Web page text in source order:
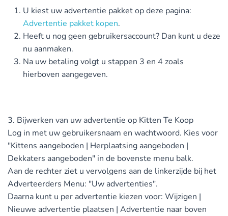
U kiest uw advertentie pakket op deze pagina:
Advertentie pakket kopen.
Heeft u nog geen gebruikersaccount? Dan kunt u deze
nu aanmaken.
Na uw betaling volgt u stappen 3 en 4 zoals
hierboven aangegeven.
3. Bijwerken van uw advertentie op Kitten Te Koop
Log in met uw gebruikersnaam en wachtwoord. Kies voor
"Kittens aangeboden | Herplaatsing aangeboden |
Dekkaters aangeboden" in de bovenste menu balk.
Aan de rechter ziet u vervolgens aan de linkerzijde bij het
Adverteerders Menu: "Uw advertenties".
Daarna kunt u per advertentie kiezen voor: Wijzigen |
Nieuwe advertentie plaatsen | Advertentie naar boven